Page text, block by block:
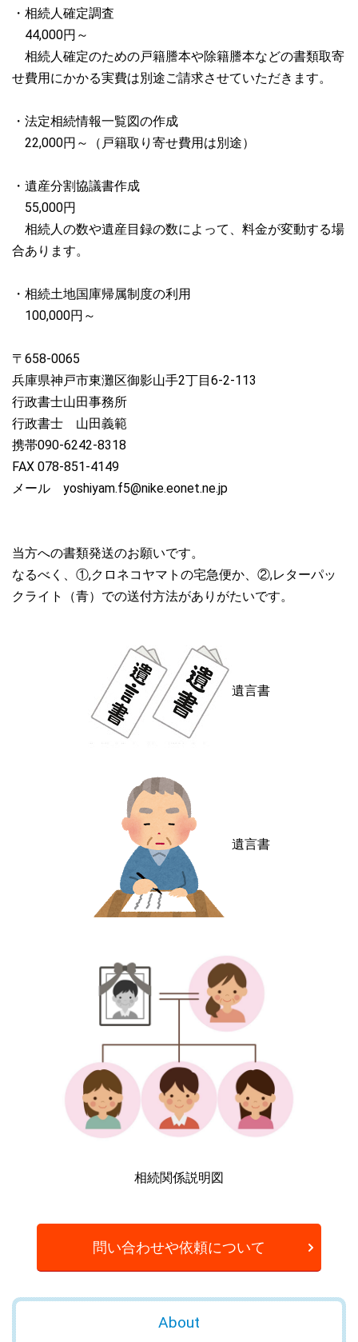
・相続人確定調査
44,000円～
相続人確定のための戸籍謄本や除籍謄本などの書類取寄
せ費用にかかる実費は別途ご請求させていただきます。
・法定相続情報一覧図の作成
22,000円～（戸籍取り寄せ費用は別途）
・遺産分割協議書作成
55,000円
相続人の数や遺産目録の数によって、料金が変動する場
合あります。
・相続土地国庫帰属制度の利用
100,000円～
〒658-0065
兵庫県神戸市東灘区御影山手2丁目6-2-113
行政書士山田事務所
行政書士 山田義範
携帯090-6242-8318
FAX 078-851-4149
メール yoshiyam.f5@nike.eonet.ne.jp
当方への書類発送のお願いです。
なるべく、①,クロネコヤマトの宅急便か、②,レターパッ
クライト（青）での送付方法がありがたいです。
遺言書
遺言書
相続関係説明図
問い合わせや依頼について
About